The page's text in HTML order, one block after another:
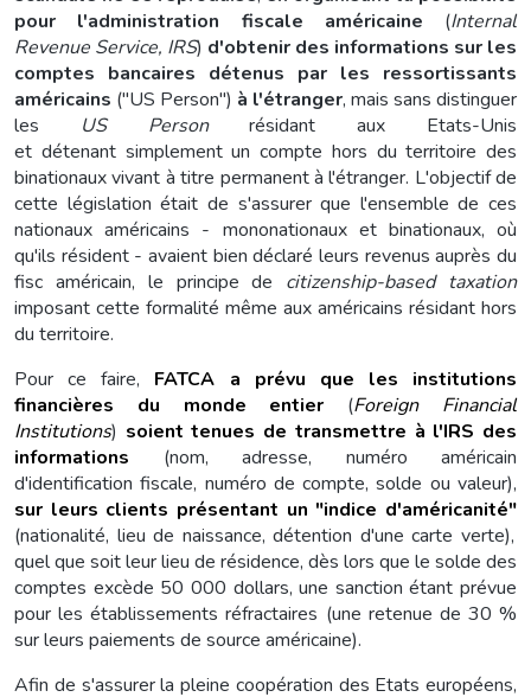
pour l'administration fiscale américaine (Internal
Revenue Service, IRS) d'obtenir des informations sur les
comptes bancaires détenus par les ressortissants
américains ("US Person") à l'étranger, mais sans distinguer
les US Personrésidant aux Etats-Unis
et détenant simplement un compte hors du territoire des
binationaux vivant à titre permanent à l'étranger. L'objectif de
cette législation était de s'assurer que l'ensemble de ces
nationaux américains - mononationaux et binationaux, où
qu'ils résident - avaient bien déclaré leurs revenus auprès du
fisc américain, le principe de citizenship-based taxation
imposant cette formalité même aux américains résidant hors
du territoire.
Pour ce faire, FATCA a prévu que les institutions
financières du monde entier (Foreign Financial
Institutions) soient tenues de transmettre à l'IRS des
informations (nom, adresse, numéro américain
d'identification fiscale, numéro de compte, solde ou valeur),
sur leurs clients présentant un "indice d'américanité"
(nationalité, lieu de naissance, détention d'une carte verte),
quel que soit leur lieu de résidence, dès lors que le solde des
comptes excède 50 000 dollars, une sanction étant prévue
pour les établissements réfractaires (une retenue de 30 %
sur leurs paiements de source américaine).
Afin de s'assurer la pleine coopération des Etats européens,